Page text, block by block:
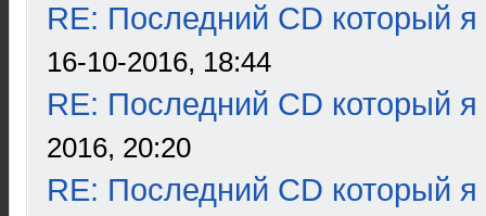
RE: Последний CD который я
16-10-2016, 18:44
RE: Последний CD который я
2016, 20:20
RE: Последний CD который я